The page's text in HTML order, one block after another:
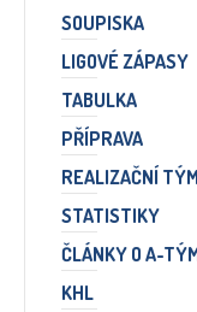
SOUPISKA
LIGOVÉ ZÁPASY
TABULKA
PŘÍPRAVA
REALIZAČNÍ TÝM
STATISTIKY
ČLÁNKY O A-
KHL